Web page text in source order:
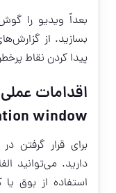
بعداً ویدیو را
بسازید. از
پیدا کردن نقاط
اقدامات
window
برای قرار گرفتن
دارید. می‌توانید
استفاده از بوق